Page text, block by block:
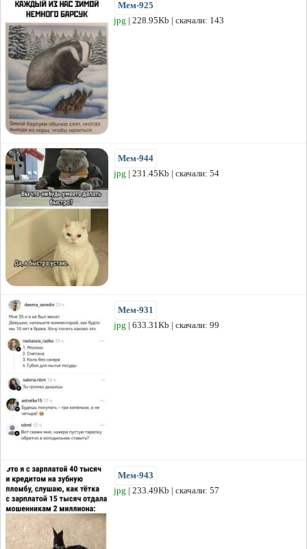
Мем-925
jpg | 228.95Kb | скачали: 143
Мем-944
jpg | 231.45Kb | скачали: 54
Мем-931
jpg | 633.31Kb | скачали: 99
Мем-943
jpg | 233.49Kb | скачали: 57